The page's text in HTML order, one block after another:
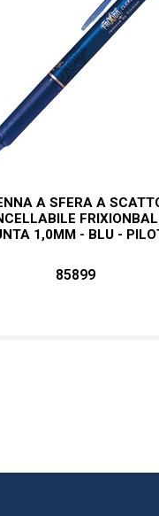
A SFERA A
1,0MM - BLU -
85899